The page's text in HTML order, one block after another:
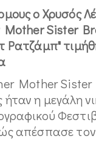
ο Χρυσός
Mother Sister
Ρατζάμπ"
Mother
ήταν η μεγάλη
απέσπασε